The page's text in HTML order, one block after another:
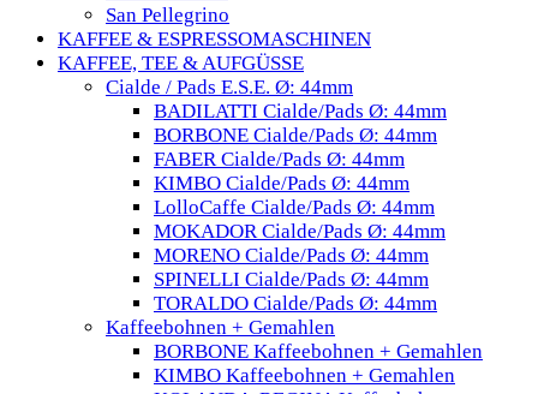
San Pellegrino
KAFFEE & ESPRESSOMASCHINEN
KAFFEE, TEE & AUFGÜSSE
Cialde / Pads E.S.E. Ø: 44mm
BADILATTI Cialde/Pads Ø: 44mm
BORBONE Cialde/Pads Ø: 44mm
FABER Cialde/Pads Ø: 44mm
KIMBO Cialde/Pads Ø: 44mm
LolloCaffe Cialde/Pads Ø: 44mm
MOKADOR Cialde/Pads Ø: 44mm
MORENO Cialde/Pads Ø: 44mm
SPINELLI Cialde/Pads Ø: 44mm
TORALDO Cialde/Pads Ø: 44mm
Kaffeebohnen + Gemahlen
BORBONE Kaffeebohnen + Gemahlen
KIMBO Kaffeebohnen + Gemahlen